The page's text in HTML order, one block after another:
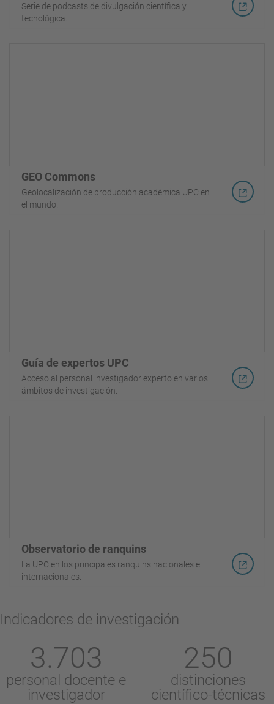
Serie de podcasts de divulgación científica y
tecnológica.
GEO Commons
Geolocalización de producción acadèmica UPC en
el mundo.
Guía de expertos UPC
Acceso al personal investigador experto en varios
ámbitos de investigación.
Observatorio de ranquins
La UPC en los principales ranquins nacionales e
internacionales.
Indicadores de investigación
3.703
personal docente e
investigador
250
distinciones
científico-técnicas